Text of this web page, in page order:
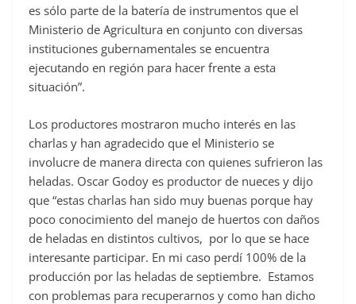
es sólo parte de la batería de instrumentos que el
Ministerio de Agricultura en conjunto con diversas
instituciones gubernamentales se encuentra
ejecutando en región para hacer frente a esta
situación”.
Los productores mostraron mucho interés en las
charlas y han agradecido que el Ministerio se
involucre de manera directa con quienes sufrieron las
heladas. Oscar Godoy es productor de nueces y dijo
que “estas charlas han sido muy buenas porque hay
poco conocimiento del manejo de huertos con daños
de heladas en distintos cultivos, por lo que se hace
interesante participar. En mi caso perdí 100% de la
producción por las heladas de septiembre. Estamos
con problemas para recuperarnos y como han dicho